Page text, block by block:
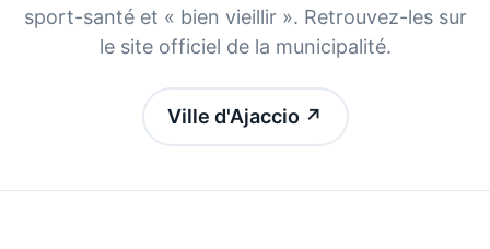
sport-santé et « bien vieillir ». Retrouvez-les sur
le site officiel de la municipalité.
Ville d'Ajaccio ↗